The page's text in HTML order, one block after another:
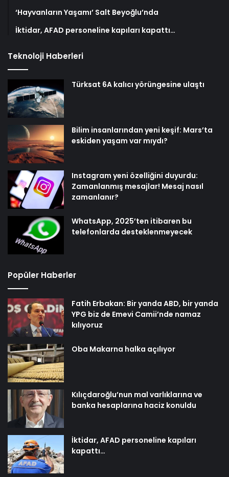
‘Hayvanların Yaşamı’ Salt Beyoğlu’nda
İktidar, AFAD personeline kapıları kapattı…
Teknoloji Haberleri
Türksat 6A kalıcı yörüngesine ulaştı
Bilim insanlarından yeni keşif: Mars’ta
eskiden yaşam var mıydı?
Instagram yeni özelliğini duyurdu:
Zamanlanmış mesajlar! Mesaj nasıl
zamanlanır?
WhatsApp, 2025’ten itibaren bu
telefonlarda desteklenmeyecek
Popüler Haberler
Fatih Erbakan: Bir yanda ABD, bir yanda
YPG biz de Emevi Camii’nde namaz
kılıyoruz
Oba Makarna halka açılıyor
Kılıçdaroğlu’nun mal varlıklarına ve
banka hesaplarına haciz konuldu
İktidar, AFAD personeline kapıları
kapattı…